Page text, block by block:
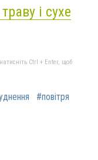
і сухе
Ctrl + Enter, щоб
#повітря